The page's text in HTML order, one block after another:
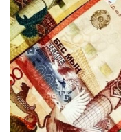
A
p
p
b
o
o
k